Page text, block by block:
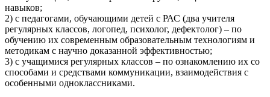
навыков;
2) с педагогами, обучающими детей с РАС (два учителя
регулярных классов, логопед, психолог, дефектолог) – по
обучению их современным образовательным технологиям и
методикам с научно доказанной эффективностью;
3) с учащимися регулярных классов – по ознакомлению их со
способами и средствами коммуникации, взаимодействия с
особенными одноклассниками.